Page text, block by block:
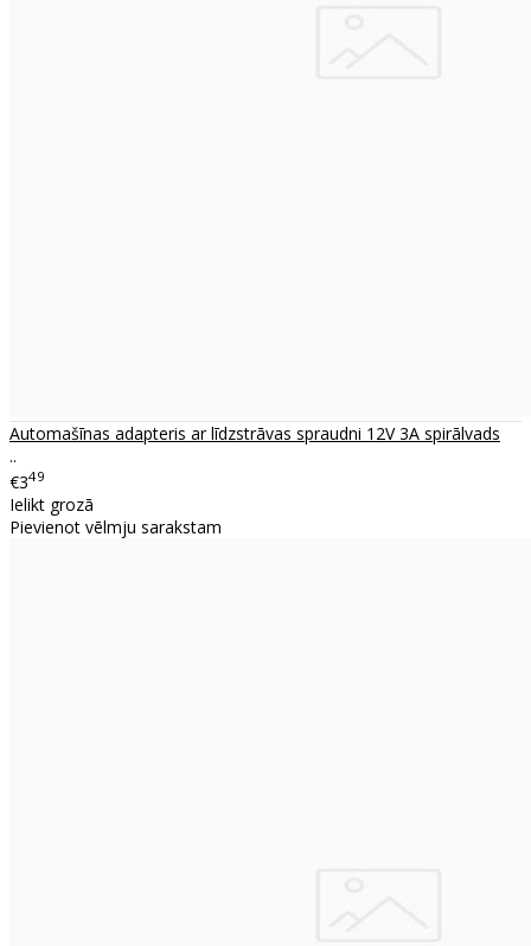
Automašīnas adapteris ar līdzstrāvas spraudni 12V 3A spirālvads
..
€349
Ielikt grozā
Pievienot vēlmju sarakstam